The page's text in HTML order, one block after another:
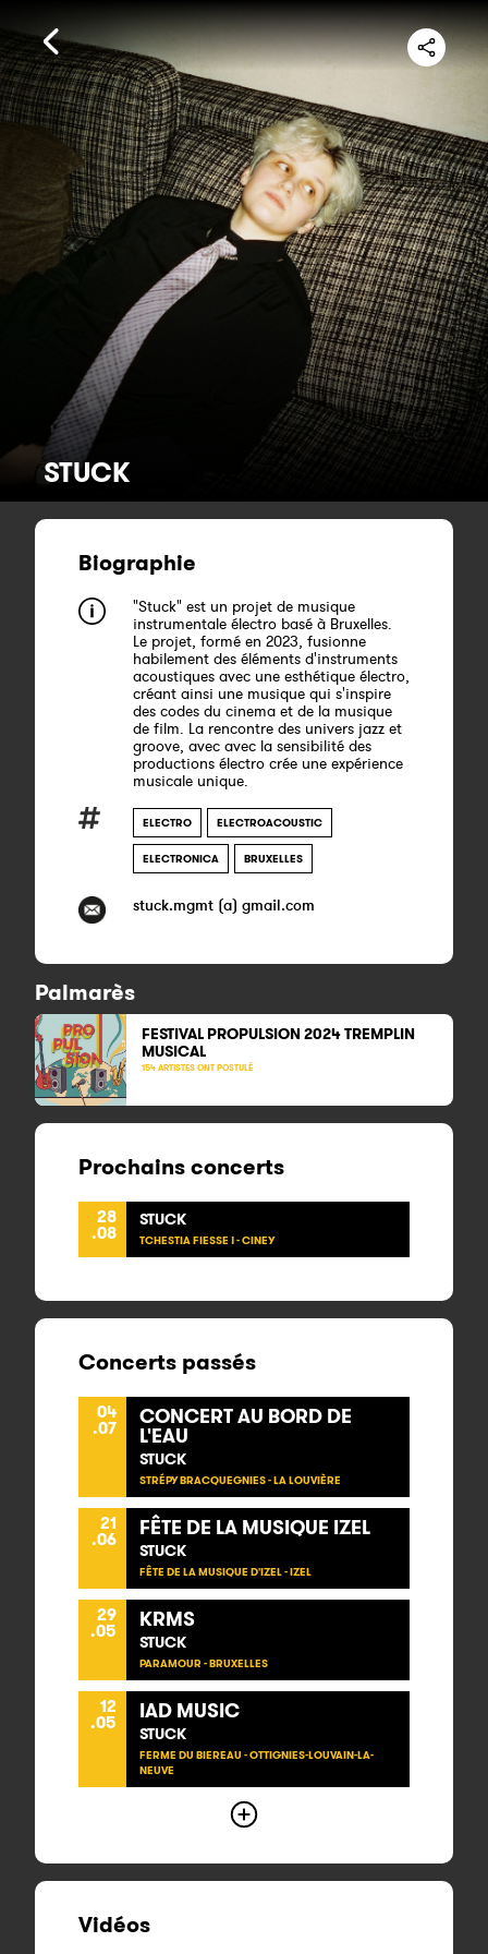
STUCK
Biographie
"Stuck" est un projet de musique
instrumentale électro basé à Bruxelles.
Le projet, formé en 2023, fusionne
habilement des éléments d'instruments
acoustiques avec une esthétique électro,
créant ainsi une musique qui s'inspire
des codes du cinema et de la musique
de film. La rencontre des univers jazz et
groove, avec avec la sensibilité des
productions électro crée une expérience
musicale unique.
ELECTRO ELECTROACOUSTIC
ELECTRONICA BRUXELLES
stuck.mgmt (a) gmail.com
Palmarès
FESTIVAL PROPULSION 2024 TREMPLIN
MUSICAL
154 ARTISTES ONT POSTULÉ
Prochains concerts
28
.08
STUCK
TCHESTIA FIESSE ! - CINEY
Concerts passés
04
.07 CONCERT AU BORD DE
L'EAU
STUCK
STRÉPY BRACQUEGNIES - LA LOUVIÈRE
21
.06 FÊTE DE LA MUSIQUE IZEL
STUCK
FÊTE DE LA MUSIQUE D'IZEL - IZEL
29
.05 KRMS
STUCK
PARAMOUR - BRUXELLES
12
.05 IAD MUSIC
STUCK
FERME DU BIEREAU - OTTIGNIES-LOUVAIN-LA-
NEUVE
Vidéos